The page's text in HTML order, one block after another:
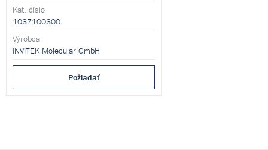
pufrový systém bez chaotropních solí,
který zajišťuje vysoký výtěžek, čistotu a
neporušenost DNA. Vhodné pro aplikace
jako PCR, klonování, sekvenování nebo
Southern blot.
Kat. číslo
1037100300
Výrobca
INVITEK Molecular GmbH
Požiadať